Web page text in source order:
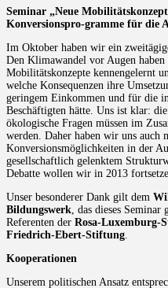
Seminar „Neue
Konversionspro-gramme für die
Im Oktober haben wir ein
Den Klimawandel vor Augen haben
Mobilitätskonzepte kennengelernt
welche Konsequenzen ihre
geringem Einkommen und für die
Beschäftigten hätte. Uns ist klar:
ökologische Fragen müssen im
werden. Daher haben wir uns auch
Konversionsmöglichkeiten in der
gesellschaftlich gelenktem
Debatte wollen wir in 2013
Unser besonderer Dank gilt dem
Bildungswerk , das dieses
Referenten der Rosa-Luxemburg-
Friedrich-Ebert-Stiftung
Kooperationen
Unserem politischen Ansatz